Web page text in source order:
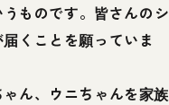
ものです。皆さんのシ
くことを願っていま
ん、ウニちゃんを家族